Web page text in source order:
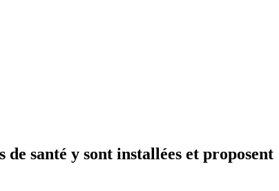
santé y sont installées et proposent